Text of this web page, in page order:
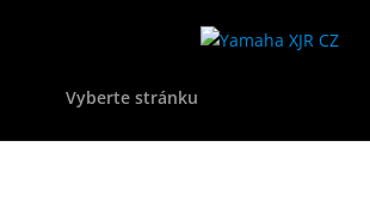
Vyberte stránku